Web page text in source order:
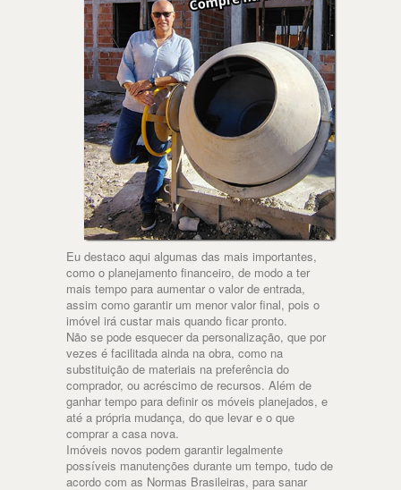
Eu destaco aqui algumas das mais importantes,
como o planejamento financeiro, de modo a ter
mais tempo para aumentar o valor de entrada,
assim como garantir um menor valor final, pois o
imóvel irá custar mais quando ficar pronto.
Não se pode esquecer da personalização, que por
vezes é facilitada ainda na obra, como na
substituição de materiais na preferência do
comprador, ou acréscimo de recursos. Além de
ganhar tempo para definir os móveis planejados, e
até a própria mudança, do que levar e o que
comprar a casa nova.
Imóveis novos podem garantir legalmente
possíveis manutenções durante um tempo, tudo de
acordo com as Normas Brasileiras, para sanar